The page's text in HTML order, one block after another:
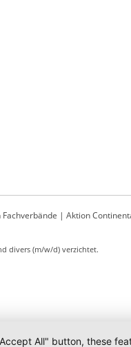
| Aktion
divers (m/w/d) verzichtet.
All" button, these